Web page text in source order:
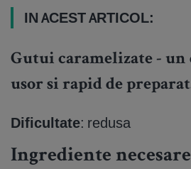
IN ACEST ARTICOL:
Gutui caramelizate - un
usor si rapid de
Dificultate: redusa
Ingrediente